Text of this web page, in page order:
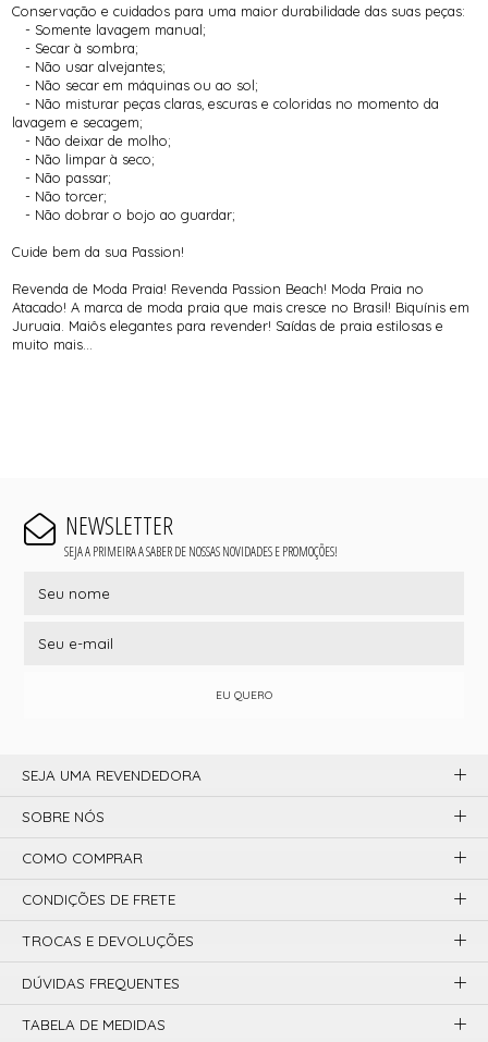
Conservação e cuidados para uma maior durabilidade das suas peças:
- Somente lavagem manual;
- Secar à sombra;
- Não usar alvejantes;
- Não secar em máquinas ou ao sol;
- Não misturar peças claras, escuras e coloridas no momento da
lavagem e secagem;
- Não deixar de molho;
- Não limpar à seco;
- Não passar;
- Não torcer;
- Não dobrar o bojo ao guardar;
Cuide bem da sua Passion!
Revenda de Moda Praia! Revenda Passion Beach! Moda Praia no
Atacado! A marca de moda praia que mais cresce no Brasil! Biquínis em
Juruaia. Maiôs elegantes para revender! Saídas de praia estilosas e
muito mais...
NEWSLETTER
SEJA A PRIMEIRA A SABER DE NOSSAS NOVIDADES E PROMOÇÕES!
EU QUERO
SEJA UMA REVENDEDORA
SOBRE NÓS
COMO COMPRAR
CONDIÇÕES DE FRETE
TROCAS E DEVOLUÇÕES
DÚVIDAS FREQUENTES
TABELA DE MEDIDAS